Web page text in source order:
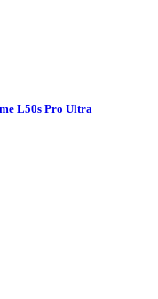
L50s Pro Ultra